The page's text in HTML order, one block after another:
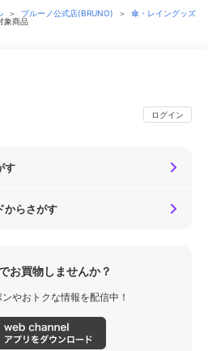
＞ ブルーノ公式店(BRUNO) ＞
傘・レイングッズ
象商品
ログイン
す
からさがす
お買物しませんか？
やおトクな情報を配信中！